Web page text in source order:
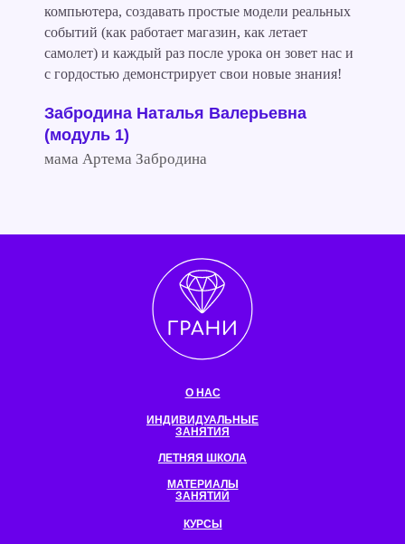
компьютера, создавать простые модели реальных
событий (как работает магазин, как летает
самолет) и каждый раз после урока он зовет нас и
с гордостью демонстрирует свои новые знания!
Забродина Наталья Валерьевна
(модуль 1)
мама Артема Забродина
ИНДИВИДУАЛЬНЫЕ
ЗАНЯТИЯ
МАТЕРИАЛЫ
ЗАНЯТИЙ
ЛЕТНЯЯ ШКОЛА
КУРСЫ
О НАС